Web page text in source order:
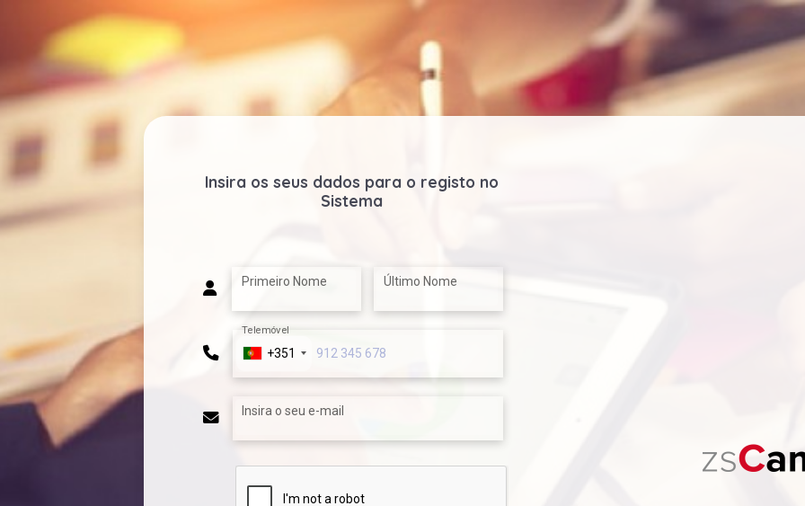
Insira os seus dados para o registo no
Sistema
Primeiro Nome Último Nome
Telemóvel
+351
Insira o seu e-mail